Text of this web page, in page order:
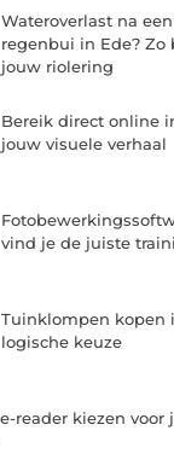
Wateroverlast na
regenbui in Ede? Zo
jouw riolering
Bereik direct online
jouw visuele verhaal
vind je de juiste
Tuinklompen kopen
logische keuze
reader kiezen voor